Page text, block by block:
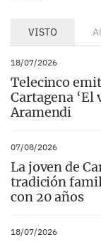
VISTO
18/07/2026
Telecinco
Cartagena ‘El
Aramendi
07/08/2026
La joven de
tradición
con 20 años
18/07/2026